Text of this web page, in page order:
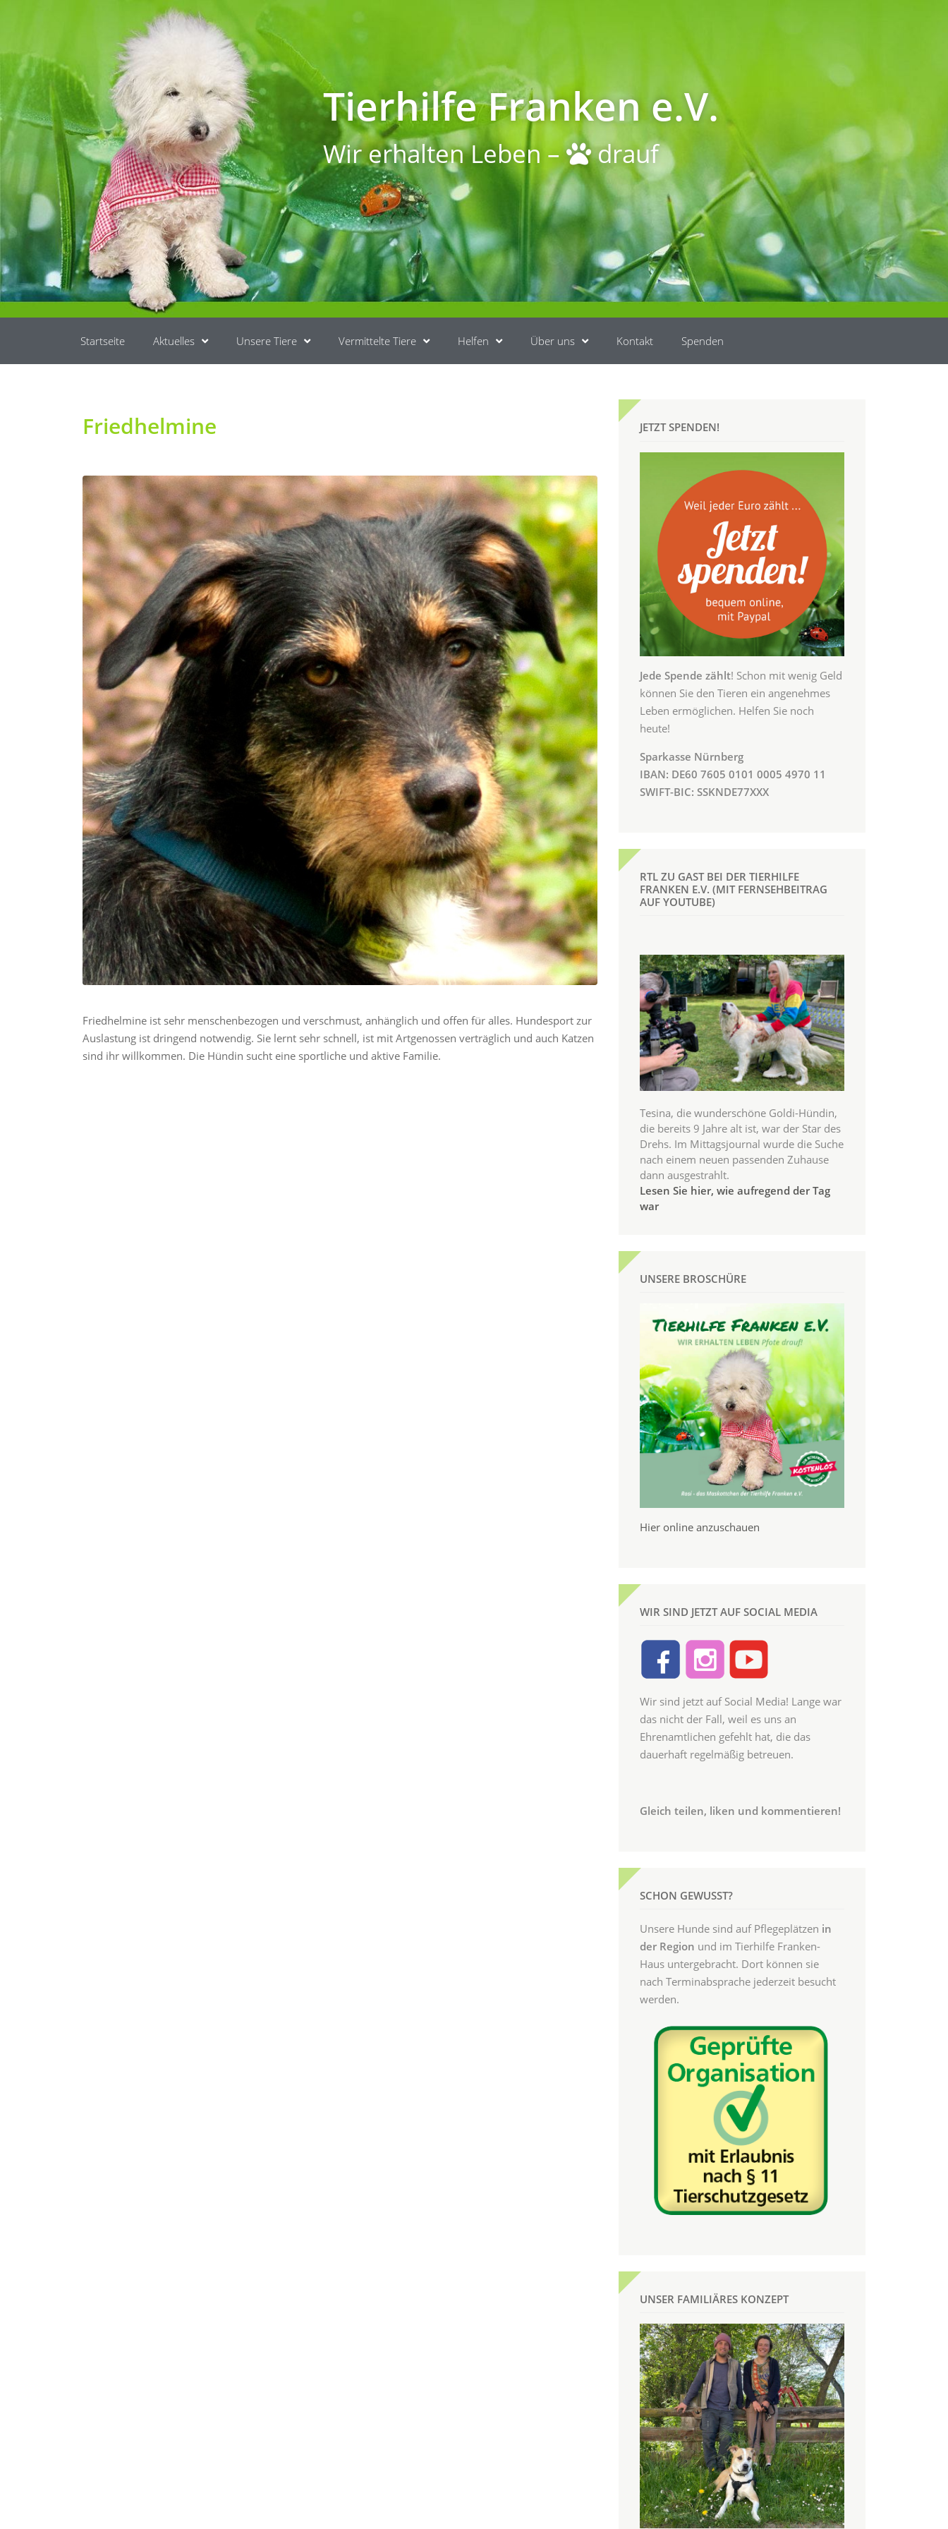
Tierhilfe Franken e.V.
Wir erhalten Leben – drauf
Startseite Aktuelles Unsere Tiere Vermittelte Tiere Helfen Über uns Kontakt Spenden
Friedhelmine
Friedhelmine ist sehr menschenbezogen und verschmust, anhänglich und offen für alles. Hundesport zur
Auslastung ist dringend notwendig. Sie lernt sehr schnell, ist mit Artgenossen verträglich und auch Katzen
sind ihr willkommen. Die Hündin sucht eine sportliche und aktive Familie.
JETZT SPENDEN!
Jede Spende zählt! Schon mit wenig Geld
können Sie den Tieren ein angenehmes
Leben ermöglichen. Helfen Sie noch
heute!
Sparkasse Nürnberg
IBAN: DE60 7605 0101 0005 4970 11
SWIFT-BIC: SSKNDE77XXX
RTL ZU GAST BEI DER TIERHILFE
FRANKEN E.V. (MIT FERNSEHBEITRAG
AUF YOUTUBE)
Tesina, die wunderschöne Goldi-Hündin,
die bereits 9 Jahre alt ist, war der Star des
Drehs. Im Mittagsjournal wurde die Suche
nach einem neuen passenden Zuhause
dann ausgestrahlt.
Lesen Sie hier, wie aufregend der Tag
war
UNSERE BROSCHÜRE
Hier online anzuschauen
WIR SIND JETZT AUF SOCIAL MEDIA
Wir sind jetzt auf Social Media! Lange war
das nicht der Fall, weil es uns an
Ehrenamtlichen gefehlt hat, die das
dauerhaft regelmäßig betreuen.
Gleich teilen, liken und kommentieren!
SCHON GEWUSST?
Unsere Hunde sind auf Pflegeplätzen in
der Region und im Tierhilfe Franken-
Haus untergebracht. Dort können sie
nach Terminabsprache jederzeit besucht
werden.
UNSER FAMILIÄRES KONZEPT